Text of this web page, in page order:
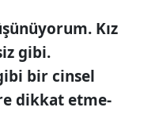
Kız
gibi.
bir cinsel
dikkat etme­